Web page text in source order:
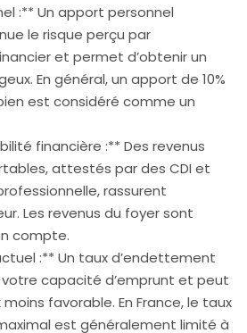
:** Un apport personnel
le risque perçu par
et permet d’obtenir un
En général, un apport de 10%
est considéré comme un
financière :** Des revenus
attestés par des CDI et
rassurent
Les revenus du foyer sont
compte.
:** Un taux d’endettement
capacité d’emprunt et peut
favorable. En France, le taux
est généralement limité à